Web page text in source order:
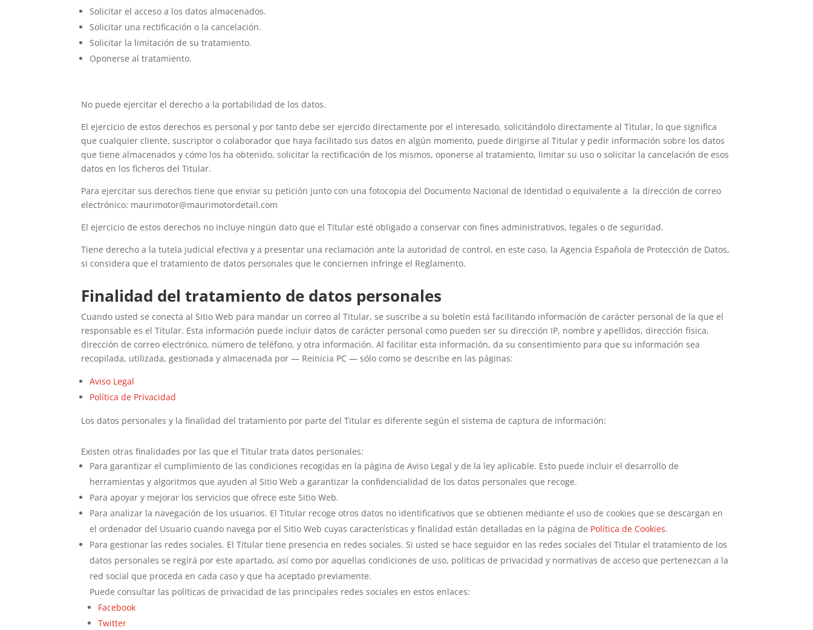
Solicitar el acceso a los datos almacenados.
Solicitar una rectificación o la cancelación.
Solicitar la limitación de su tratamiento.
Oponerse al tratamiento.
No puede ejercitar el derecho a la portabilidad de los datos.
El ejercicio de estos derechos es personal y por tanto debe ser ejercido directamente por el interesado, solicitándolo directamente al Titular, lo que significa
que cualquier cliente, suscriptor o colaborador que haya facilitado sus datos en algún momento, puede dirigirse al Titular y pedir información sobre los datos
que tiene almacenados y cómo los ha obtenido, solicitar la rectificación de los mismos, oponerse al tratamiento, limitar su uso o solicitar la cancelación de esos
datos en los ficheros del Titular.
Para ejercitar sus derechos tiene que enviar su petición junto con una fotocopia del Documento Nacional de Identidad o equivalente a la dirección de correo
electrónico: maurimotor@maurimotordetail.com
El ejercicio de estos derechos no incluye ningún dato que el Titular esté obligado a conservar con fines administrativos, legales o de seguridad.
Tiene derecho a la tutela judicial efectiva y a presentar una reclamación ante la autoridad de control, en este caso, la Agencia Española de Protección de Datos,
si considera que el tratamiento de datos personales que le conciernen infringe el Reglamento.
Finalidad del tratamiento de datos personales
Cuando usted se conecta al Sitio Web para mandar un correo al Titular, se suscribe a su boletín está facilitando información de carácter personal de la que el
responsable es el Titular. Esta información puede incluir datos de carácter personal como pueden ser su dirección IP, nombre y apellidos, dirección física,
dirección de correo electrónico, número de teléfono, y otra información. Al facilitar esta información, da su consentimiento para que su información sea
recopilada, utilizada, gestionada y almacenada por — Reinicia PC — sólo como se describe en las páginas:
Aviso Legal
Política de Privacidad
Los datos personales y la finalidad del tratamiento por parte del Titular es diferente según el sistema de captura de información:
Existen otras finalidades por las que el Titular trata datos personales:
Para garantizar el cumplimiento de las condiciones recogidas en la página de Aviso Legal y de la ley aplicable. Esto puede incluir el desarrollo de
herramientas y algoritmos que ayuden al Sitio Web a garantizar la confidencialidad de los datos personales que recoge.
Para apoyar y mejorar los servicios que ofrece este Sitio Web.
Para analizar la navegación de los usuarios. El Titular recoge otros datos no identificativos que se obtienen mediante el uso de cookies que se descargan en
el ordenador del Usuario cuando navega por el Sitio Web cuyas características y finalidad están detalladas en la página de Política de Cookies.
Para gestionar las redes sociales. El Titular tiene presencia en redes sociales. Si usted se hace seguidor en las redes sociales del Titular el tratamiento de los
datos personales se regirá por este apartado, así como por aquellas condiciones de uso, políticas de privacidad y normativas de acceso que pertenezcan a la
red social que proceda en cada caso y que ha aceptado previamente.
Puede consultar las políticas de privacidad de las principales redes sociales en estos enlaces:
Facebook
Twitter